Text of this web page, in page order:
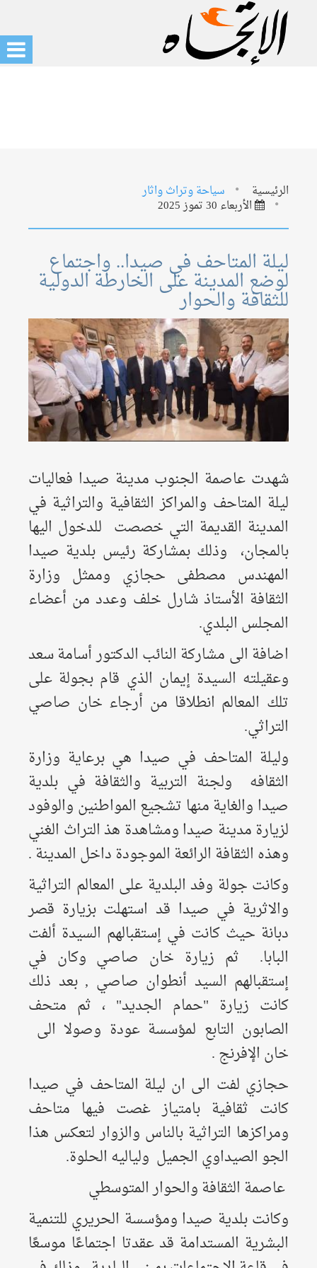
الرئيسية سياحة وتراث واثار
الأربعاء 30 تموز 2025
ليلة المتاحف في صيدا.. واجتماع
لوضع المدينة على الخارطة الدولية
للثقافة والحوار
شهدت عاصمة الجنوب مدينة صيدا فعاليات
ليلة المتاحف والمراكز الثقافية والتراثية في
المدينة القديمة التي خصصت للدخول اليها
بالمجان، وذلك بمشاركة رئيس بلدية صيدا
المهندس مصطفى حجازي وممثل وزارة
الثقافة الأستاذ شارل خلف وعدد من أعضاء
المجلس البلدي.
اضافة الى مشاركة النائب الدكتور أسامة سعد
وعقيلته السيدة إيمان الذي قام بجولة على
تلك المعالم انطلاقا من أرجاء خان صاصي
التراثي.
وليلة المتاحف في صيدا هي برعاية وزارة
الثقافه ولجنة التربية والثقافة في بلدية
صيدا والغاية منها تشجيع المواطنين والوفود
لزيارة مدينة صيدا ومشاهدة هذ التراث الغني
وهذه الثقافة الرائعة الموجودة داخل المدينة .
وكانت جولة وفد البلدية على المعالم التراثية
والاثرية في صيدا قد استهلت بزيارة قصر
دبانة حيث كانت في إستقبالهم السيدة ألفت
البابا. ثم زيارة خان صاصي وكان في
إستقبالهم السيد أنطوان صاصي ,بعد ذلك
كانت زيارة "حمام الجديد" ، ثم متحف
الصابون التابع لمؤسسة عودة وصولا الى
خان الإفرنج .
حجازي لفت الى ان ليلة المتاحف في صيدا
كانت ثقافية بامتياز غصت فيها متاحف
ومراكزها التراثية بالناس والزوار لتعكس هذا
الجو الصيداوي الجميل ولياليه الحلوة.
عاصمة الثقافة والحوار المتوسطي
وكانت بلدية صيدا ومؤسسة الحريري للتنمية
البشرية المستدامة قد عقدتا اجتماعًا موسعًا